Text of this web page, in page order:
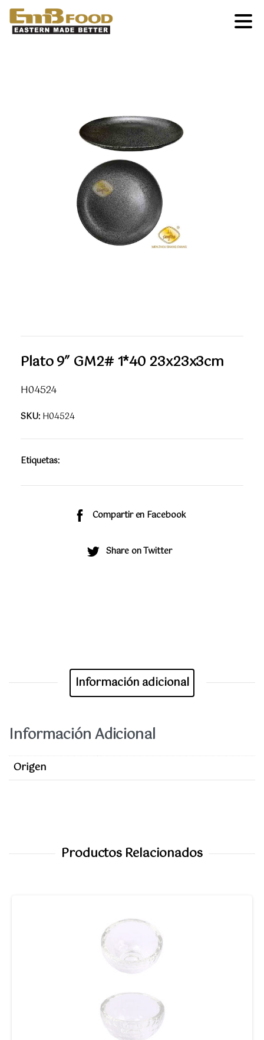
Plato 9″ GM2# 1*40 23x23x3cm
H04524
SKU: H04524
Etiquetas:
Compartir en Facebook
Share on Twitter
Información adicional
Información Adicional
Origen
Productos Relacionados